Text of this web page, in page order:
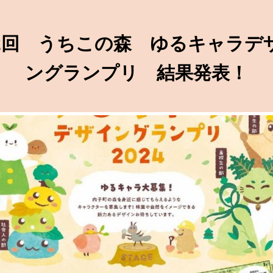
うちこの森 ゆるキャラデ
ングランプリ 結果発表！